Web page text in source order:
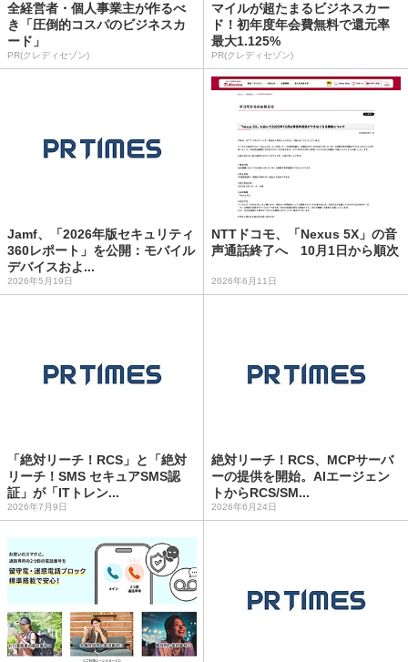
全経営者・個人事業主が作るべ
き「圧倒的コスパのビジネスカ
ード」
PR(クレディセゾン)
マイルが超たまるビジネスカー
ド！初年度年会費無料で還元率
最大1.125%
PR(クレディセゾン)
Jamf、「2026年版セキュリティ
360レポート」を公開：モバイル
デバイスおよ...
2026年5月19日
NTTドコモ、「Nexus 5X」の音
声通話終了へ 10月1日から順次
2026年6月11日
「絶対リーチ！RCS」と「絶対
リーチ！SMS セキュアSMS認
証」が「ITトレン...
2026年7月9日
絶対リーチ！RCS、MCPサーバ
ーの提供を開始。AIエージェン
トからRCS/SM...
2026年6月24日